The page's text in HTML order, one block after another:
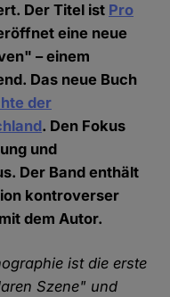
Der Titel ist Pro
eine neue
– einem
Das neue Buch
der
. Den Fokus
und
Der Band enthält
kontroverser
dem Autor.
ist die erste
Szene" und